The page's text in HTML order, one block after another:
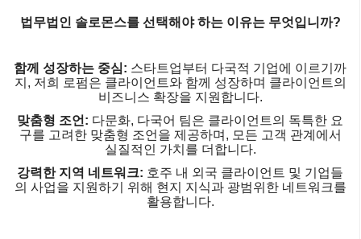
법무법인 솔로몬스를 선택해야 하는 이유는 무엇입니까?
함께 성장하는 중심: 스타트업부터 다국적 기업에 이르기까
지 , 저희 로펌은 클라이언 트와 함께 성장하며 클라이언트의
비즈니스 확장을 지원합니다.
맞춤형 조언 : 다문화, 다국어 팀은 클라이언트의 독특한 요
구를 고려한 맞춤형 조언을 제공하며 , 모든 고객 관계에서
실질적인 가치를 더합니다.
강력한 지역 네트워크: 호주 내 외국 클라이언트 및 기업들
의 사업을 지원하기 위해 현지 지식과 광범위한 네트워크를
활용합니다.